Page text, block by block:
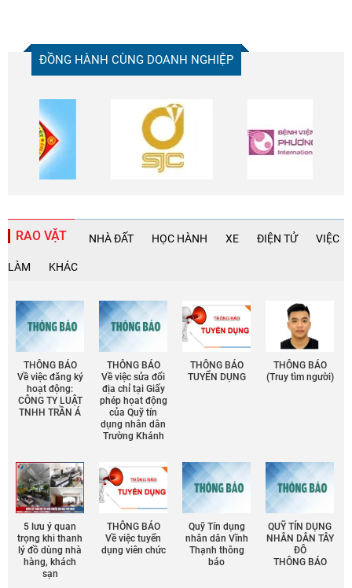
ĐỒNG HÀNH CÙNG DOANH NGHIỆP
RAO VẶT NHÀ ĐẤT HỌC HÀNH XE ĐIỆN TỬ VIỆC
LÀM KHÁC
THÔNG BÁO
Về việc đăng ký
hoạt động:
CÔNG TY LUẬT
TNHH TRẦN Á
THÔNG BÁO
Về việc sửa đổi
địa chỉ tại Giấy
phép họat động
của Quỹ tín
dụng nhân dân
Trường Khánh
THÔNG BÁO
TUYỂN DỤNG
THÔNG BÁO
(Truy tìm người)
5 lưu ý quan
trọng khi thanh
lý đồ dùng nhà
hàng, khách
sạn
THÔNG BÁO
Về việc tuyển
dụng viên chức
Quỹ Tín dụng
nhân dân Vĩnh
Thạnh thông
báo
QUỸ TÍN DỤNG
NHÂN DÂN TÂY
ĐÔ
THÔNG BÁO